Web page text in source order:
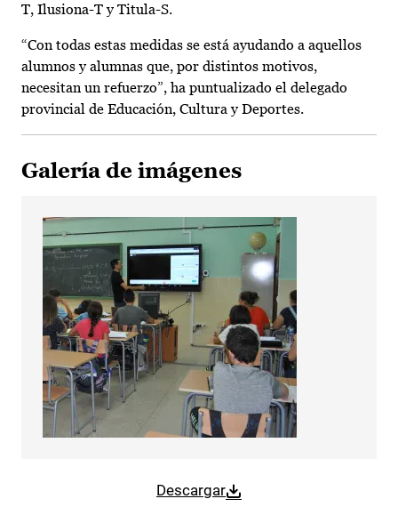
T, Ilusiona-T y Titula-S.
“Con todas estas medidas se está ayudando a aquellos
alumnos y alumnas que, por distintos motivos,
necesitan un refuerzo”, ha puntualizado el delegado
provincial de Educación, Cultura y Deportes.
Galería de imágenes
Descargar